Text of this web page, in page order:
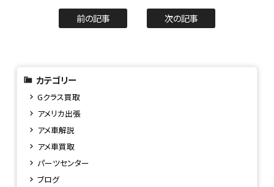
前の記事 次の記事
カテゴリー
Gクラス買取
アメリカ出張
アメ車解説
アメ車買取
パーツセンター
ブログ